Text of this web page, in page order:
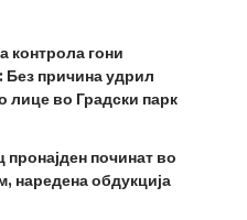
контрола гони
Без причина удрил
лице во Градски парк
пронајден починат во
наредена обдукција